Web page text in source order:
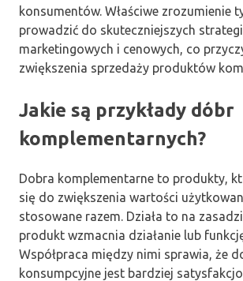
konsumentów. Właściwe zrozumienie
prowadzić do skuteczniejszych
marketingowych i cenowych, co
zwiększenia sprzedaży produktów
Jakie są przykłady dóbr
komplementarnych?
Dobra komplementarne to produkty,
się do zwiększenia wartości
stosowane razem. Działa to na
produkt wzmacnia działanie lub
Współpraca między nimi sprawia, że
konsumpcyjne jest bardziej